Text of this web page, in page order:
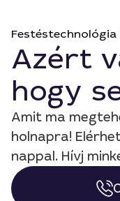
Azért
hogy
Amit ma
holnapra!
nappal. Hívj